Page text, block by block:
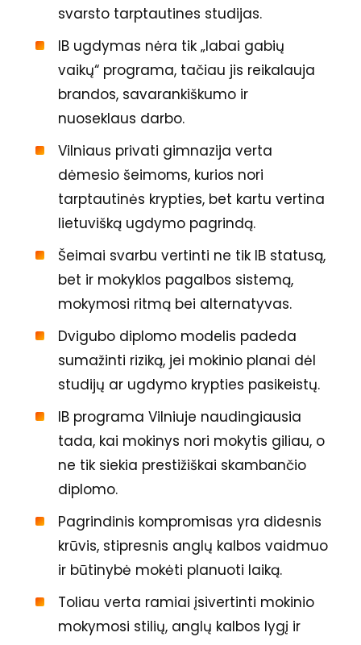
svarsto tarptautines studijas.
IB ugdymas nėra tik „labai gabių
vaikų“ programa, tačiau jis reikalauja
brandos, savarankiškumo ir
nuoseklaus darbo.
Vilniaus privati gimnazija verta
dėmesio šeimoms, kurios nori
tarptautinės krypties, bet kartu vertina
lietuvišką ugdymo pagrindą.
Šeimai svarbu vertinti ne tik IB statusą,
bet ir mokyklos pagalbos sistemą,
mokymosi ritmą bei alternatyvas.
Dvigubo diplomo modelis padeda
sumažinti riziką, jei mokinio planai dėl
studijų ar ugdymo krypties pasikeistų.
IB programa Vilniuje naudingiausia
tada, kai mokinys nori mokytis giliau, o
ne tik siekia prestižiškai skambančio
diplomo.
Pagrindinis kompromisas yra didesnis
krūvis, stipresnis anglų kalbos vaidmuo
ir būtinybė mokėti planuoti laiką.
Toliau verta ramiai įsivertinti mokinio
mokymosi stilių, anglų kalbos lygį ir